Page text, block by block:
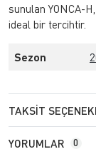
sunulan YONCA-
ideal bir tercihtir.
Sezon
TAKSIT
YORUMLAR 0